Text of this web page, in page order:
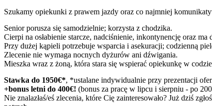
Szukamy opiekunki z prawem jazdy oraz co najmniej
Senior porusza się samodzielnie; korzysta z chodzika.
Cierpi na osłabienie starcze, nadciśnienie, inkontynencję oraz ma
Przy dużej kąpieli potrzebuje wsparcia i asekuracji; codzienną
Zlecenie nie wymaga nocnych dyżurów ani dźwigania.
Mieszka wraz z żoną, która stara się wspierać opiekunkę w
Stawka do 1950€*, *ustalane indywidualnie przy prezentacji
+bonus letni do 400€! (bonus za pracę w lipcu i sierpniu - po
Nie znalazłaś/eś zlecenia, które Cię zainteresowało? Już dziś